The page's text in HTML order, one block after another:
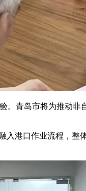
。青岛市将为推动
港口作业流程，整